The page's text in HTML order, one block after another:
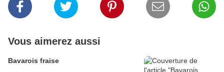
Vous aimerez aussi
Bavarois fraise